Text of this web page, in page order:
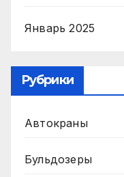
Январь 2025
Рубрики
Автокраны
Бульдозеры